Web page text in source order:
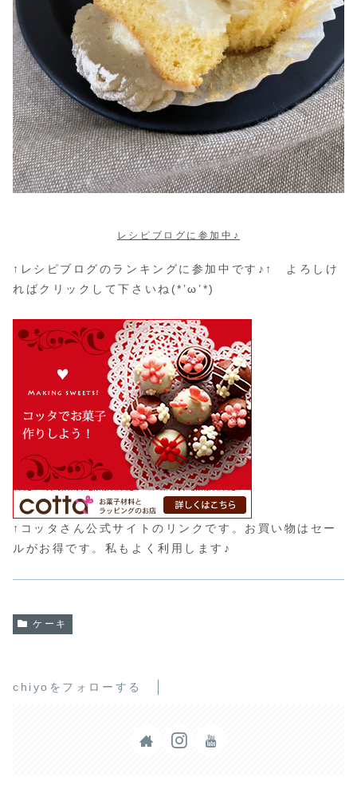
レシピブログに参加中♪
↑レシピブログのランキングに参加中です♪↑ よろしけ
ればクリックして下さいね(*’ω’*)
↑コッタさん公式サイトのリンクです。お買い物はセー
ルがお得です。私もよく利用します♪
ケーキ
chiyoをフォローする